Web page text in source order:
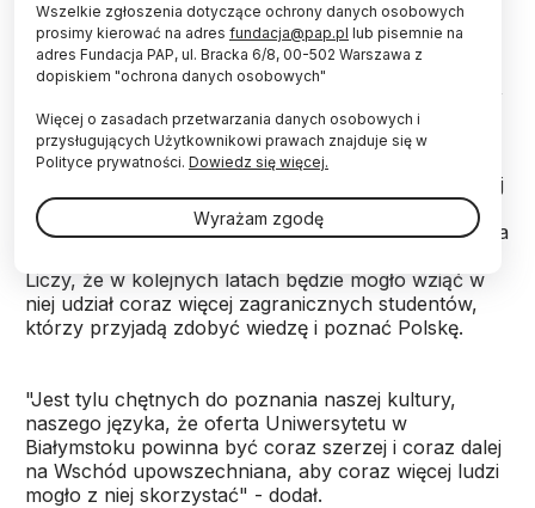
Do Białegostoku przyjechało 27 studentów, głównie
z Białorusi z Grodna i Mińska, a także kilka osób z
Rosji. To studenci, przede wszystkim filologii polskiej,
ale też kulturoznawstwa czy germanistyki.
Konsul generalny RP w Grodnie na Białorusi Andrzej
Chodkiewicz, który pomagał w organizacji i promocji
letniej szkoły na Białorusi, uważa, że pierwsza edycja
Liczy, że w kolejnych latach będzie mogło wziąć w
niej udział coraz więcej zagranicznych studentów,
którzy przyjadą zdobyć wiedzę i poznać Polskę.
"Jest tylu chętnych do poznania naszej kultury,
naszego języka, że oferta Uniwersytetu w
Białymstoku powinna być coraz szerzej i coraz dalej
na Wschód upowszechniana, aby coraz więcej ludzi
mogło z niej skorzystać" - dodał.
Wszelkie zgłoszenia dotyczące ochrony danych osobowych
prosimy kierować na adres fundacja@pap.pl lub pisemnie na
adres Fundacja PAP, ul. Bracka 6/8, 00-502 Warszawa z
dopiskiem "ochrona danych osobowych"
Więcej o zasadach przetwarzania danych osobowych i
przysługujących Użytkownikowi prawach znajduje się w
Polityce prywatności. Dowiedz się więcej.
Wyrażam zgodę